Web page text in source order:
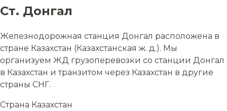
Ст. Донгал
Железнодорожная станция Донгал расположена в
стране Казахстан (Казахстанская ж. д.). Мы
организуем ЖД грузоперевозки со станции Донгал
в Казахстан и транзитом через Казахстан в другие
страны СНГ.
Страна Казахстан